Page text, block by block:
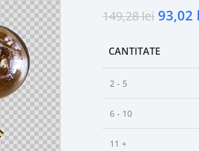
149,28lei 93,02
CANTITATE
2 - 5
6 - 10
11 +